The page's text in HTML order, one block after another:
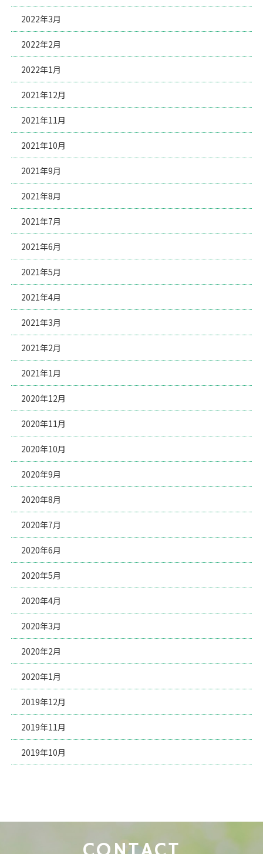
2022年3月
2022年2月
2022年1月
2021年12月
2021年11月
2021年10月
2021年9月
2021年8月
2021年7月
2021年6月
2021年5月
2021年4月
2021年3月
2021年2月
2021年1月
2020年12月
2020年11月
2020年10月
2020年9月
2020年8月
2020年7月
2020年6月
2020年5月
2020年4月
2020年3月
2020年2月
2020年1月
2019年12月
2019年11月
2019年10月